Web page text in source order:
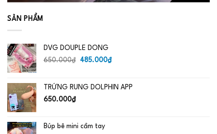
SẢN PHẨM
DVG DOUPLE DONG
650.000₫
Giá
650.000₫.
485.000₫Giá
là:
TRỨNG RUNG DOLPHIN APP
650.000₫
Búp bê mini cầm tay